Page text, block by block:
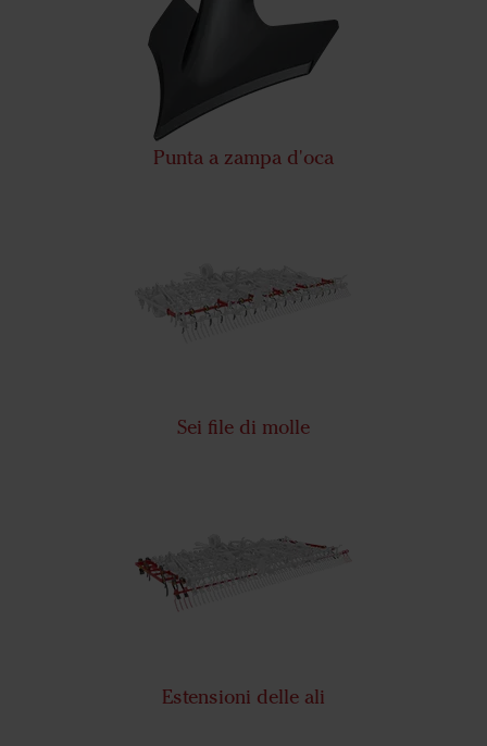
Punta a zampa d'oca
Sei file di molle
Estensioni delle ali